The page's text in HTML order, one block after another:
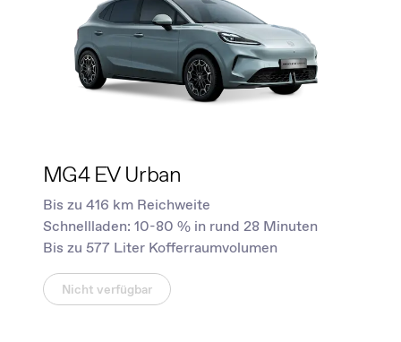
MG4 EV Urban
Bis zu 416 km Reichweite
Schnellladen: 10-80 % in rund 28 Minuten
Bis zu 577 Liter Kofferraumvolumen
Nicht verfügbar